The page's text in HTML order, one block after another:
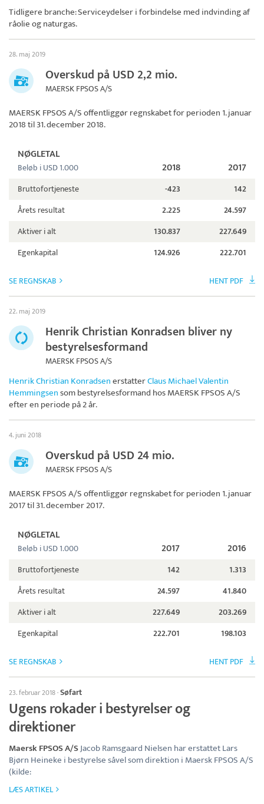
Tidligere branche: Serviceydelser i forbindelse med indvinding af
råolie og naturgas.
28. maj 2019
Overskud på USD 2,2 mio.
MAERSK FPSOS A/S
MAERSK FPSOS A/Soffentliggør regnskabet for perioden 1. januar
2018 til 31. december 2018.
NØGLETAL
Beløb i USD 1.000 2018 2017
Bruttofortjeneste -423
142
Årets resultat
2.225
24.597
Aktiver i alt
130.837
227.649
Egenkapital
124.926 222.701
SE REGNSKAB HENT PDF
22. maj 2019
Henrik Christian Konradsen bliver ny
bestyrelsesformand
MAERSK FPSOS A/S
Henrik Christian KonradsenerstatterClaus Michael Valentin
Hemmingsensom bestyrelsesformand hosMAERSK FPSOS A/S
efter en periode på 2 år.
4. juni 2018
Overskud på USD 24 mio.
MAERSK FPSOS A/S
MAERSK FPSOS A/Soffentliggør regnskabet for perioden 1. januar
2017 til 31. december 2017.
NØGLETAL
Beløb i USD 1.000 2017 2016
Bruttofortjeneste 142
1.313
Årets resultat
24.597
41.840
Aktiver i alt
227.649
203.269
Egenkapital
222.701 198.103
SE REGNSKAB HENT PDF
23. februar 2018·Søfart
Ugens rokader i bestyrelser og
direktioner
Maersk FPSOS A/SJacob Ramsgaard Nielsen har erstattet Lars
Bjørn Heineke i bestyrelse såvel som direktion i Maersk FPSOS A/S
(kilde:
LÆS ARTIKEL